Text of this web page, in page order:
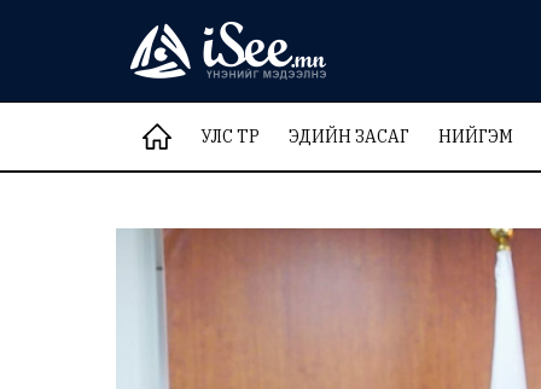
УЛС ТӨР ЭДИЙН ЗАСАГ НИЙГЭМ